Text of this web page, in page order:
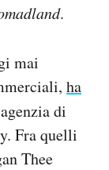
.
mai
ha
di
Fra quelli
Thee